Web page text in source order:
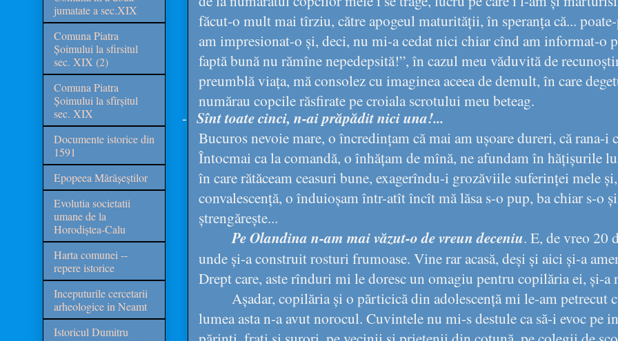
făcut-o mult mai tîrziu, către apogeul maturității, în speranța că...
am impresionat-o și, deci, nu mi-a cedat nici chiar cînd am informat-o
faptă bună nu rămîne nepedepsită!”, în cazul meu văduvită de
preumblă viața, mă consolez cu imaginea aceea de demult, în care
numărau copcile răsfirate pe croiala scrotului meu beteag.
- Sînt toate cinci, n-ai prăpădit nici una!...
Bucuros nevoie mare, o încredințam că mai am ușoare dureri, că rana-i
Întocmai ca la comandă, o înhățam de mînă, ne afundam în hățișurile
în care rătăceam ceasuri bune, exagerîndu-i grozăviile suferinței mele
convalescență, o înduioșam într-atît încît mă lăsa s-o pup, ba chiar s-o
ștrengărește...
Pe Olandina n-am mai văzut-o de vreun deceniu. E, de vreo 20
unde și-a construit rosturi frumoase. Vine rar acasă, deși și aici și-a
Drept care, aste rînduri mi le doresc un omagiu pentru copilăria ei, și-a
Așadar, copilăria și o părticică din adolescență mi le-am petrecut
lumea asta n-a avut norocul. Cuvintele nu mi-s destule ca să-i evoc pe
jumatate a sec.XIX
Comuna Piatra
Șoimului la sfirsitul
sec. XIX (2)
Comuna Piatra
Șoimului la sfîrșitul
sec. XIX
Documente istorice din
1591
Epopeea Mărășeștilor
Evolutia societatii
umane de la
Horodiștea-Calu
Harta comunei --
repere istorice
Inceputurile cercetarii
arheologice in Neamt
Istoricul Dumitru